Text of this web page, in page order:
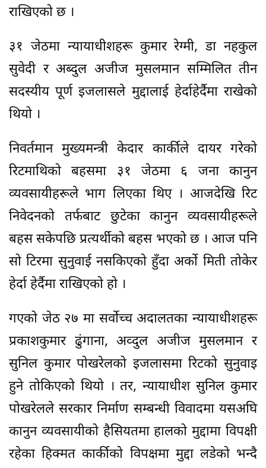
राखिएको छ ।
३१ जेठमा न्यायाधीशहरू कुमार रेग्मी, डा नहकुल
सुवेदी र अब्दुल अजीज मुसलमान सम्मिलित तीन
सदस्यीय पूर्ण इजलासले मुद्दालाई हेर्दाहेर्दैमा राखेको
थियो ।
निवर्तमान मुख्यमन्त्री केदार कार्कीले दायर गरेको
रिटमाथिको बहसमा ३१ जेठमा ६ जना कानुन
व्यवसायीहरूले भाग लिएका थिए । आजदेखि रिट
निवेदनको तर्फबाट छुटेका कानुन व्यवसायीहरूले
बहस सकेपछि प्रत्यर्थीको बहस भएको छ । आज पनि
सो टिरमा सुनुवाई नसकिएको हुँदा अर्को मिती तोकेर
हेर्दा हेर्दैमा राखिएको हो ।
गएको जेठ २७ मा सर्वोच्च अदालतका न्यायाधीशहरू
प्रकाशकुमार ढुंगाना, अव्दुल अजीज मुसलमान र
सुनिल कुमार पोखरेलको इजलासमा रिटको सुनुवाइ
हुने तोकिएको थियो । तर, न्यायाधीश सुनिल कुमार
पोखरेलले सरकार निर्माण सम्बन्धी विवादमा यसअघि
कानुन व्यवसायीको हैसियतमा हालको मुद्दामा विपक्षी
रहेका हिक्मत कार्कीको विपक्षमा मुद्दा लडेको भन्दै